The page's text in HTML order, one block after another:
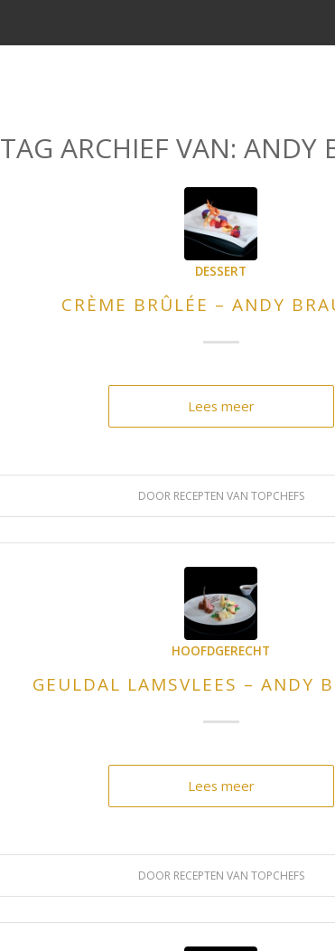
TAG ARCHIEF VAN: ANDY
DESSERT
CRÈME BRÛLÉE – ANDY
Lees meer
DOOR RECEPTEN VAN TOPCHEFS
HOOFDGERECHT
GEULDAL LAMSVLEES – ANDY
Lees meer
DOOR RECEPTEN VAN TOPCHEFS